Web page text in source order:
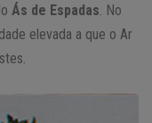
Ás de Espadas . No
elevada a que o Ar